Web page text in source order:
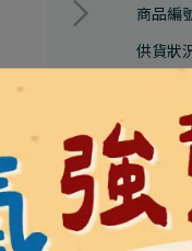
商品編
供貨狀
此商
爸